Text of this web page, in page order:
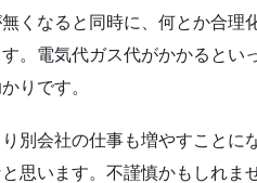
くなると同時に、何とか合理
。電気代ガス代がかかるとい
りです。
別会社の仕事も増やすことに
思います。不謹慎かもしれま